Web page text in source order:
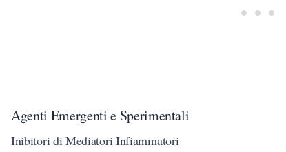
Agenti Emergenti e Sperimentali
Inibitori di Mediatori Infiammatori